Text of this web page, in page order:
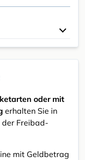
oder mit
erhalten Sie in
der Freibad-
mit Geldbetrag